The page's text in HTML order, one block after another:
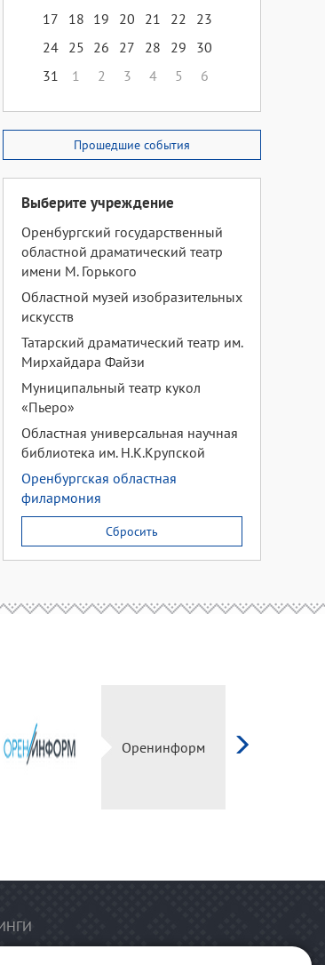
17
18 19 20 21 22
23
24 25 26 27 28 29
30
31
1 2 3 4 5 6
Прошедшие события
Выберите учреждение
Оренбургский государственный
областной драматический театр
имени М. Горького
Областной музей изобразительных
искусств
Татарский драматический театр им.
Мирхайдара Файзи
Муниципальный театр кукол
«Пьеро»
Областная универсальная научная
библиотека им. Н.К.Крупской
Оренбургская областная
филармония
Сбросить
Оренинформ